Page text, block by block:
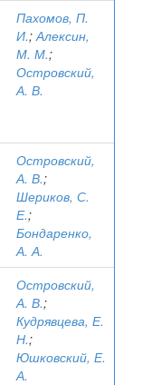
Пахомов, П.
И.;Алексин,
М. М.;
Островский,
А. В.
Островский,
А. В.;
Шериков, С.
Е.;
Бондаренко,
А. А.
Островский,
А. В.;
Кудрявцева, Е.
Н.;
Юшковский, Е.
А.